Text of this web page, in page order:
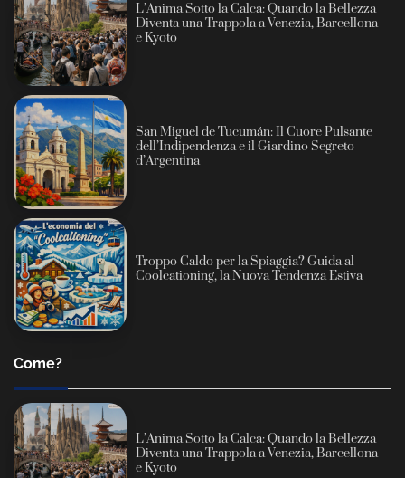
L’Anima Sotto la Calca: Quando la Bellezza
Diventa una Trappola a Venezia, Barcellona
e Kyoto
San Miguel de Tucumán: Il Cuore Pulsante
dell’Indipendenza e il Giardino Segreto
d’Argentina
Troppo Caldo per la Spiaggia? Guida al
Coolcationing, la Nuova Tendenza Estiva
Come?
L’Anima Sotto la Calca: Quando la Bellezza
Diventa una Trappola a Venezia, Barcellona
e Kyoto